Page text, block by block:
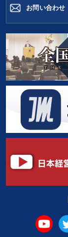
お問い合わせ